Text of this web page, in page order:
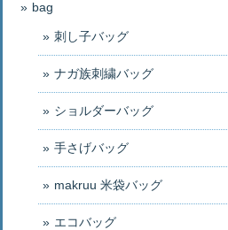
bag
刺し子バッグ
ナガ族刺繍バッグ
ショルダーバッグ
手さげバッグ
makruu 米袋バッグ
エコバッグ